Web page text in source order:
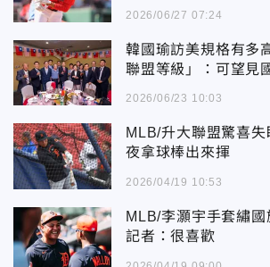
2026/06/27 07:24
韓國瑜訪美規格有多
聯盟等級」：可望見
2026/06/23 10:03
MLB/升大聯盟驚喜
夜拿球棒出來揮
2026/04/19 10:53
MLB/李灝宇手套繡
記者：很喜歡